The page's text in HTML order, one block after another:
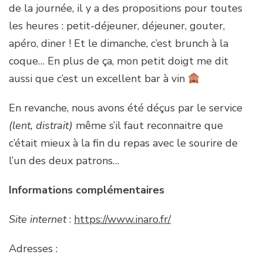
de la journée, il y a des propositions pour toutes
les heures : petit-déjeuner, déjeuner, gouter,
apéro, diner ! Et le dimanche, c’est brunch à la
coque… En plus de ça, mon petit doigt me dit
aussi que c’est un excellent bar à vin
En revanche, nous avons été déçus par le service
(lent, distrait) même s’il faut reconnaitre que
c’était mieux à la fin du repas avec le sourire de
l’un des deux patrons…
Informations complémentaires
Site internet: https://www.inaro.fr/
Adresses :